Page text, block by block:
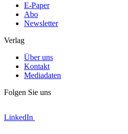
E-Paper
Abo
Newsletter
Verlag
Über uns
Kontakt
Mediadaten
Folgen Sie uns
LinkedIn